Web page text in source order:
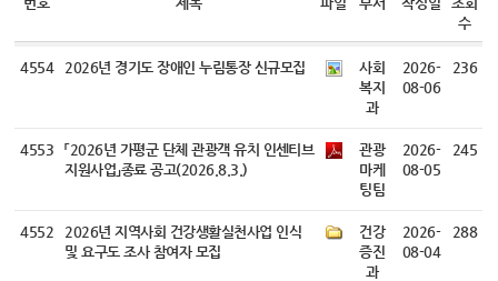
수
4554 2026년 경기도 장애인 누림통장 신규모집
사회
복지
과
2026-
08-06
236
4553
「2026년 가평군 단체 관광객 유치 인센티브
지원사업」종료 공고(2026.8.3.)
관광
마케
팅팀
2026-
08-05
245
4552
2026년 지역사회 건강생활실천사업 인식
및 요구도 조사 참여자 모집
건강
증진
과
2026-
08-04
288